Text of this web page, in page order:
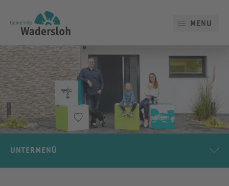
MENU
UNTERMENÜ